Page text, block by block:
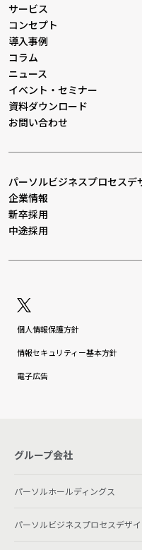
サービス
コンセプト
導入事例
コラム
ニュース
イベント・セミナー
資料ダウンロード
お問い合わせ
パーソルビジネスプロセスデ
企業情報
新卒採用
中途採用
個人情報保護方針
情報セキュリティー基本方針
電子広告
グループ会社
パーソルホールディングス
パーソルビジネスプロセスデザ